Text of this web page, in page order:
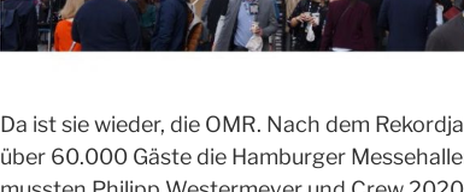
Da ist sie wieder, die OMR. Nach dem
über 60.000 Gäste die Hamburger